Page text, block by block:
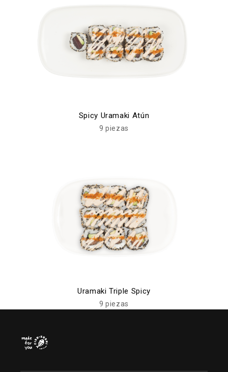
Spicy Uramaki Atún
9 piezas
Uramaki Triple Spicy
9 piezas